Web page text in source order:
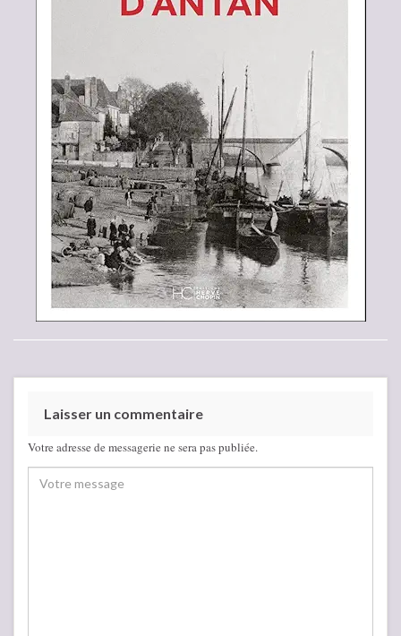
Laisser un commentaire
Votre adresse de messagerie ne sera pas publiée.